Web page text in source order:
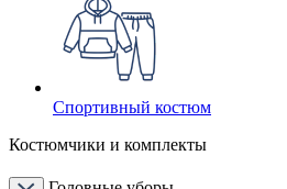
Спортивный костюм
Костюмчики и комплекты